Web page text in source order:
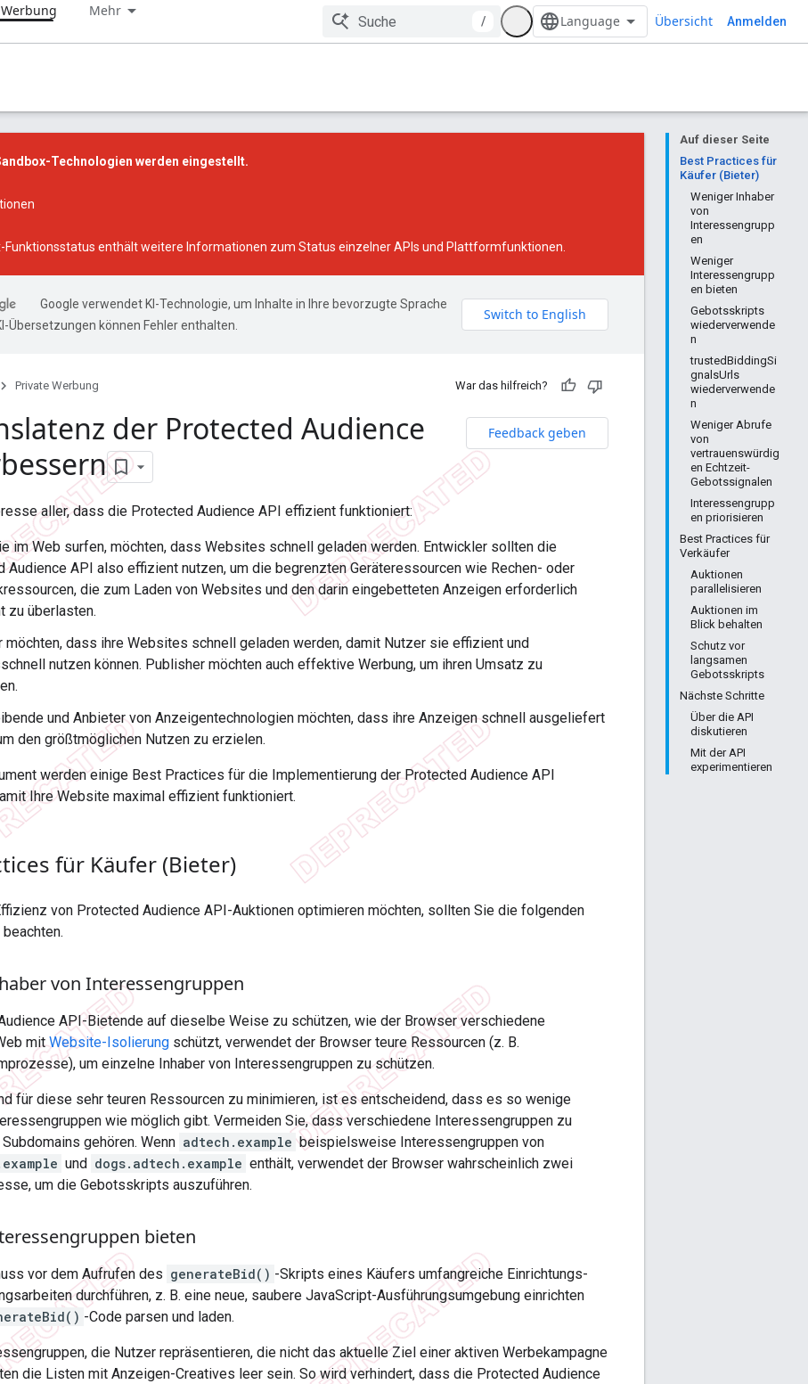
Mehr
/ Übersicht Anmelden
Auf dieser Seite
Best Practices für
Käufer (Bieter)
Weniger Inhaber
von
Interessengrupp
en
Weniger
Interessengrupp
en bieten
Gebotsskripts
wiederverwende
n
trustedBiddingSi
gnalsUrls
wiederverwende
n
Weniger Abrufe
von
vertrauenswürdig
en Echtzeit-
Gebotssignalen
Interessengrupp
en priorisieren
Best Practices für
Verkäufer
Auktionen
parallelisieren
Auktionen im
Blick behalten
Schutz vor
langsamen
Gebotsskripts
Nächste Schritte
Über die API
diskutieren
Mit der API
experimentieren
Technologien werden eingestellt.
Funktionsstatus enthält weitere Informationen zum Status einzelner APIs und Plattformfunktionen.
Google verwendet KI-Technologie, um Inhalte in Ihre bevorzugte Sprache
Übersetzungen können Fehler enthalten.
Private Werbung War das hilfreich?
Feedback geben
der Protected Audience
aller, dass die Protected Audience API effizient funktioniert:
im Web surfen, möchten, dass Websites schnell geladen werden. Entwickler sollten die
Audience API also effizient nutzen, um die begrenzten Geräteressourcen wie Rechen- oder
die zum Laden von Websites und den darin eingebetteten Anzeigen erforderlich
zu überlasten.
möchten, dass ihre Websites schnell geladen werden, damit Nutzer sie effizient und
nutzen können. Publisher möchten auch effektive Werbung, um ihren Umsatz zu
und Anbieter von Anzeigentechnologien möchten, dass ihre Anzeigen schnell ausgeliefert
den größtmöglichen Nutzen zu erzielen.
werden einige Best Practices für die Implementierung der Protected Audience API
Ihre Website maximal effizient funktioniert.
für Käufer (Bieter)
von Protected Audience API-Auktionen optimieren möchten, sollten Sie die folgenden
von Interessengruppen
API-Bietende auf dieselbe Weise zu schützen, wie der Browser verschiedene
mitWebsite-Isolierung schützt, verwendet der Browser teure Ressourcen (z. B.
um einzelne Inhaber von Interessengruppen zu schützen.
für diese sehr teuren Ressourcen zu minimieren, ist es entscheidend, dass es so wenige
wie möglich gibt. Vermeiden Sie, dass verschiedene Interessengruppen zu
gehören. Wenn adtech.example beispielsweise Interessengruppen von
und dogs.adtech.example enthält, verwendet der Browser wahrscheinlich zwei
um die Gebotsskripts auszuführen.
bieten
vor dem Aufrufen des generateBid() -Skripts eines Käufers umfangreiche Einrichtungs-
durchführen, z. B. eine neue, saubere JavaScript-Ausführungsumgebung einrichten
-Code parsen und laden.
die Nutzer repräsentieren, die nicht das aktuelle Ziel einer aktiven Werbekampagne
die Listen mit Anzeigen-Creatives leer sein. So wird verhindert, dass die Protected Audience